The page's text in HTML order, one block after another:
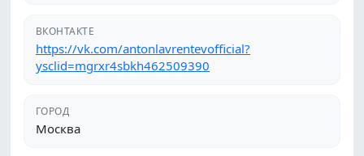
ВКОНТАКТЕ
https://vk.com/antonlavrentevofficial?
ysclid=mgrxr4sbkh462509390
ГОРОД
Москва